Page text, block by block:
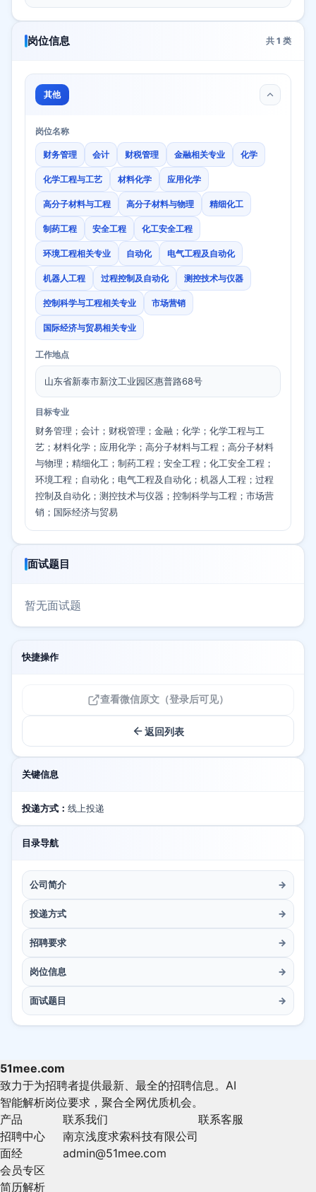
岗位信息 共 1 类
其他
岗位名称
财务管理 会计 财税管理 金融相关专业 化学
化学工程与工艺 材料化学 应用化学
高分子材料与工程 高分子材料与物理 精细化工
制药工程 安全工程 化工安全工程
环境工程相关专业 自动化 电气工程及自动化
机器人工程 过程控制及自动化 测控技术与仪器
控制科学与工程相关专业 市场营销
国际经济与贸易相关专业
工作地点
山东省新泰市新汶工业园区惠普路68号
目标专业
财务管理；会计；财税管理；金融；化学；化学工程与工
艺；材料化学；应用化学；高分子材料与工程；高分子材料
与物理；精细化工；制药工程；安全工程；化工安全工程；
环境工程；自动化；电气工程及自动化；机器人工程；过程
控制及自动化；测控技术与仪器；控制科学与工程；市场营
销；国际经济与贸易
面试题目
暂无面试题
快捷操作
查看微信原文（登录后可见）
返回列表
关键信息
投递方式： 线上投递
目录导航
公司简介 →
投递方式 →
招聘要求 →
岗位信息 →
面试题目 →
51mee.com
致力于为招聘者提供最新、最全的招聘信息。AI
智能解析岗位要求，聚合全网优质机会。
产品
招聘中心
面经
会员专区
简历解析
联系我们
南京浅度求索科技有限公司
admin@51mee.com
联系客服